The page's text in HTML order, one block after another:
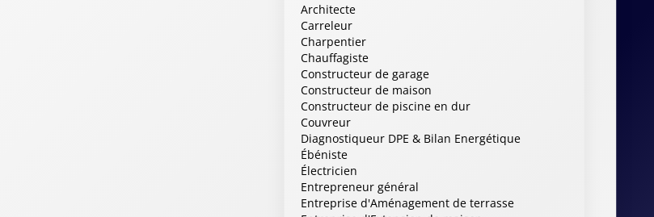
Architecte
Carreleur
Charpentier
Chauffagiste
Constructeur de garage
Constructeur de maison
Constructeur de piscine en dur
Couvreur
Diagnostiqueur DPE & Bilan Energétique
Ébéniste
Électricien
Entrepreneur général
Entreprise d'Aménagement de terrasse